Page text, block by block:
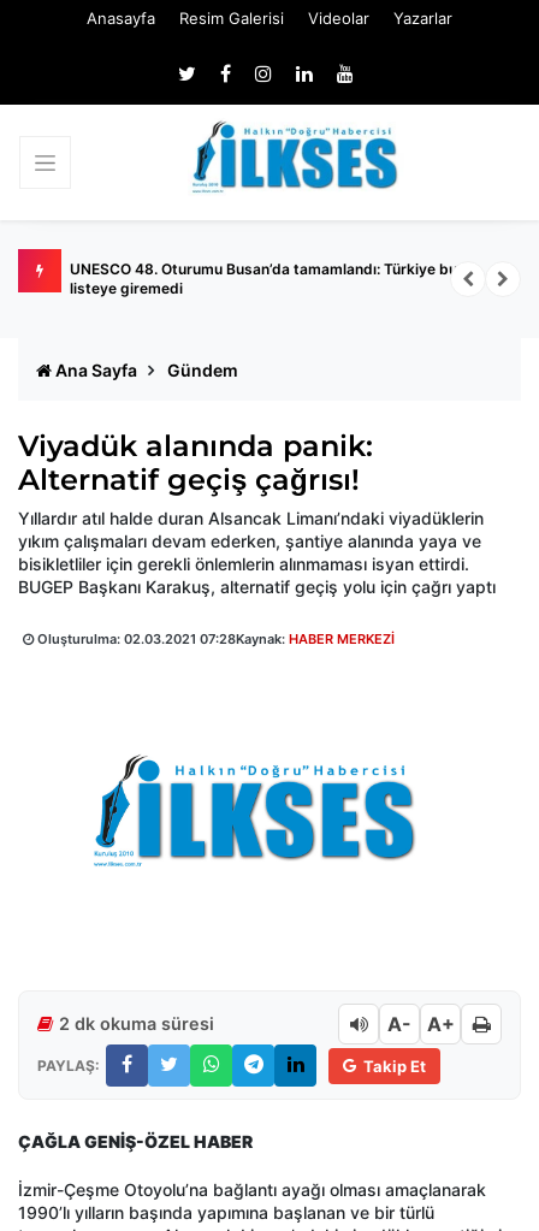
Anasayfa Resim Galerisi Videolar Yazarlar
UNESCO 48. Oturumu Busan’da tamamlandı: Türkiye bu yıl
listeye giremedi
Ana Sayfa Gündem
Viyadük alanında panik:
Alternatif geçiş çağrısı!
Yıllardır atıl halde duran Alsancak Limanı’ndaki viyadüklerin
yıkım çalışmaları devam ederken, şantiye alanında yaya ve
bisikletliler için gerekli önlemlerin alınmaması isyan ettirdi.
BUGEP Başkanı Karakuş, alternatif geçiş yolu için çağrı yaptı
Oluşturulma: 02.03.2021 07:28Kaynak: HABER MERKEZİ
2 dk okuma süresi A- A+
PAYLAŞ: Takip Et
ÇAĞLA GENİŞ-ÖZEL HABER
İzmir-Çeşme Otoyolu’na bağlantı ayağı olması amaçlanarak
1990’lı yılların başında yapımına başlanan ve bir türlü